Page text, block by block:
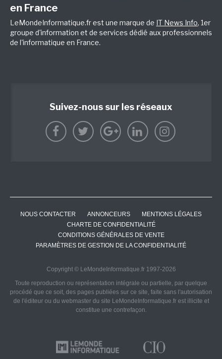
en France
LeMondeInformatique.fr est une marque de IT News Info, 1er
groupe d'information et de services dédié aux professionnels
de l'informatique en France.
Suivez-nous sur les réseaux
NOUS CONTACTER ANNONCEURS
MENTIONS LÉGALES
CHARTE DE CONFIDENTIALITÉ
CONDITIONS GÉNÉRALES DE VENTE
PARAMÈTRES DE GESTION DE LA CONFIDENTIALITÉ
Copyright © LeMondeInformatique.fr 1997-2026
Toute reproduction ou représentation intégrale ou partielle, par quelque
procédé que ce soit, des pages publiées sur ce site, faite sans l'autorisation
de l'éditeur ou du webmaster du site LeMondeInformatique.fr est illicite et
constitue une contrefaçon.